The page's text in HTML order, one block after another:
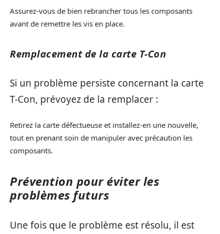
Assurez-vous de bien rebrancher tous les composants
avant de remettre les vis en place.
Remplacement de la carte T-Con
Si un problème persiste concernant la carte
T-Con, prévoyez de la remplacer :
Retirez la carte défectueuse et installez-en une nouvelle,
tout en prenant soin de manipuler avec précaution les
composants.
Prévention pour éviter les
problèmes futurs
Une fois que le problème est résolu, il est